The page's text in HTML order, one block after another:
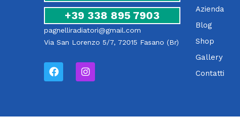
+39 338 895 7903
pagnelliradiatori@gmail.com
Via San Lorenzo 5/7, 72015 Fasano (Br)
Azienda
Blog
Shop
Gallery
Contatti